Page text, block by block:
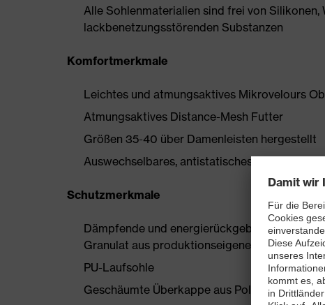
Alle Sohlenmaterialien sind frei von Silikonen,
lackbenetzungsstörenden Substanzen
Komfortmerkmale
Leichtes und atmungsaktives Mikrovelours
Atmungsaktives Distance-Mesh Futter
Größen 35-40 über Damenleisten hergestellt
Auswechselbares, antistatisches
Schutzmerkmale
Dämpfende und energierückgebende uvex i-
Granulat aus produktionseigenen
PU-Laufsohle
Geschäumte Überkappe aus Polyurethan